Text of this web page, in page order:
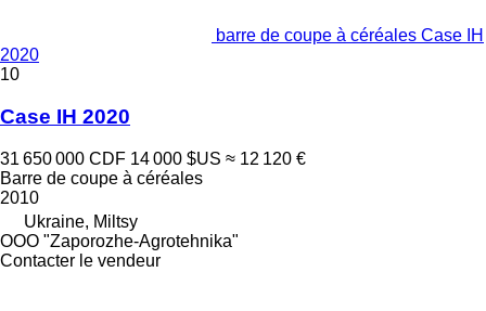
barre de coupe à céréales Case IH
2020
10
Case IH 2020
31 650 000 CDF 14 000 $US ≈ 12 120 €
Barre de coupe à céréales
2010
Ukraine, Miltsy
OOO "Zaporozhe-Agrotehnika"
Contacter le vendeur